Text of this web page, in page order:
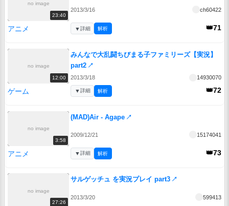
no image
23:40
2013/3/16 ch60422
アニメ 👑71
▼詳細 解析
no image
12:00
みんなで大乱闘ちびまる子ファミリーズ【実況】
part2 ↗
2013/3/18 14930070
ゲーム 👑72
▼詳細 解析
no image
3:58
(MAD)Air - Agape ↗
2009/12/21 15174041
アニメ 👑73
▼詳細 解析
no image
27:26
サルゲッチュ を実況プレイ part3 ↗
2013/3/20 599413